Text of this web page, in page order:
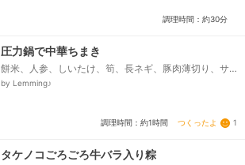
し椎茸＆干しエビの戻し汁(又は水)、ごま油...
調理時間：約30分
圧力鍋で中華ちまき
餅米、人参、しいたけ、筍、長ネギ、豚肉薄切り、サ
ラダ油、★☆豚肉下味★☆、醤油、砂糖、生姜汁、
by Lemming♪
調理時間：約1時間 つくったよ 1
タケノコごろごろ牛バラ入り粽